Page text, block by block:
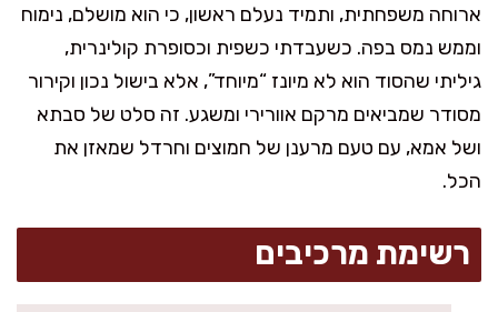
ארוחה משפחתית, ותמיד נעלם ראשון, כי הוא מושלם, נימוח
וממש נמס בפה. כשעבדתי כשפית וכסופרת קולינרית,
גיליתי שהסוד הוא לא מיונז “מיוחד”, אלא בישול נכון וקירור
מסודר שמביאים מרקם אוורירי ומשגע. זה סלט של סבתא
ושל אמא, עם טעם מרענן של חמוצים וחרדל שמאזן את
הכל.
רשימת מרכיבים